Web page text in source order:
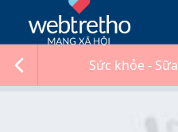
Sức khỏe -